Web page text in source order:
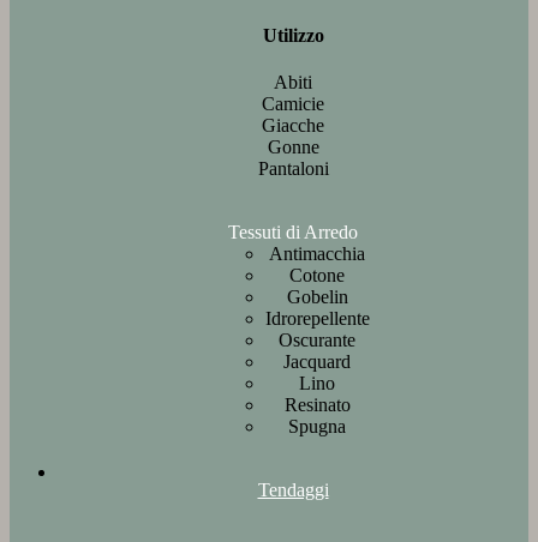
Utilizzo
Abiti
Camicie
Giacche
Gonne
Pantaloni
Tessuti di Arredo
Antimacchia
Cotone
Gobelin
Idrorepellente
Oscurante
Jacquard
Lino
Resinato
Spugna
Tendaggi